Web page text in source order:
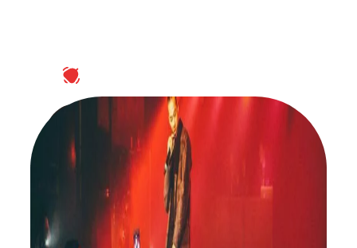
ABONNEZ-VOUS À NOTRE NEWSLETTER